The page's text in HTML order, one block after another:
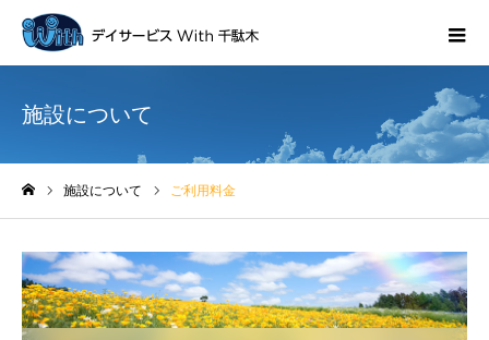
施設について
施設について ご利用料金